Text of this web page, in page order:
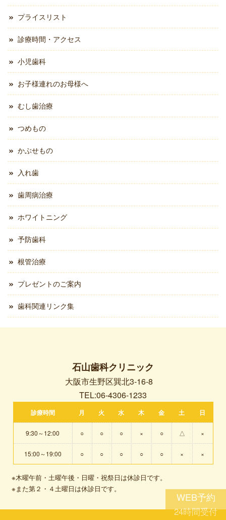
プライスリスト
診療時間・アクセス
小児歯科
お子様連れのお母様へ
むし歯治療
つめもの
かぶせもの
入れ歯
歯周病治療
ホワイトニング
予防歯科
根管治療
プレゼントのご案内
歯科関連リンク集
石山歯科クリニック
大阪市生野区巽北3-16-8
TEL:06-4306-1233
診療時間 月 火 水 木 金 土 日
9:30～12:00 ○ ○ ○ × ○ △ ×
15:00～19:00 ○ ○ ○ ○ ○ × ×
※木曜午前・土曜午後・日曜・祝祭日は休診日です。
※また第２・４土曜日は休診日です。